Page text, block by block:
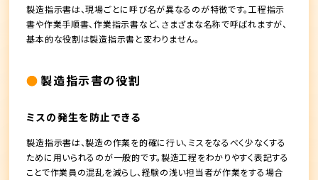
製造指示書は、現場ごとに呼び名が異なるのが特徴です。工程指示
書や作業手順書、作業指示書など、さまざまな名称で呼ばれますが、
基本的な役割は製造指示書と変わりません。
製造指示書の役割
ミスの発生を防止できる
製造指示書は、製造の作業を的確に行い、ミスをなるべく少なくする
ために用いられるのが一般的です。製造工程をわかりやすく表記する
ことで作業員の混乱を減らし、経験の浅い担当者が作業をする場合